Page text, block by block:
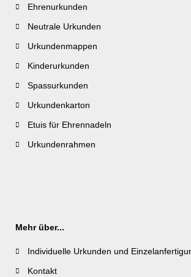
Ehrenurkunden
Neutrale Urkunden
Urkundenmappen
Kinderurkunden
Spassurkunden
Urkundenkarton
Etuis für Ehrennadeln
Urkundenrahmen
Mehr über...
Individuelle Urkunden und
Kontakt